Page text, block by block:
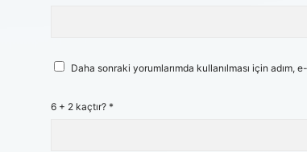
Daha sonraki yorumlarımda kullanılması için
6 + 2 kaçtır? *